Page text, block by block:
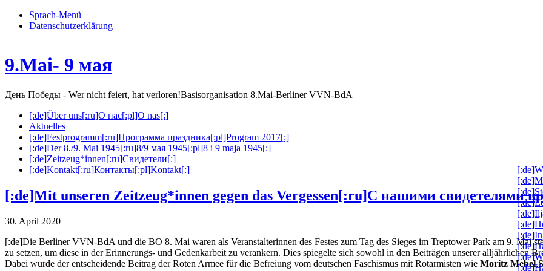
Sprach-Menü
Datenschutzerklärung
9.Mai- 9 мая
День Победы - Wer nicht feiert, hat verloren!Basisorganisation 8.Mai-Berliner VVN-BdA
[:de]Über uns[:ru]О нас[:pl]O nas[:]
Aktuelles
[:de]Festprogramm[:ru]Программа праздника[:pl]Program 2017[:]
[:de]Der 8./9. Mai 1945[:ru]8/9 мая 1945[:pl]8 i 9 maja 1945[:]
[:de]Zeitzeug*innen[:ru]Свидетели[:]
[:de]Kontakt[:ru]Контакты[:pl]Kontakt[:]
[:de]Mit unseren Zeitzeug*innen gegen das Vergessen[:ru]C нашими свидетелями
30. April 2020
[:de]Die Berliner VVN-BdA und die BO 8. Mai waren als Veranstalterinnen des Festes zum Tag des Sieges im Treptower Park am 9. Mai
zu setzen, um diese in der Erinnerungs- und Gedenkarbeit zu verankern. Dies spiegelte sich sowohl in den Beiträgen unserer alljährlichen
Dabei wurde der entscheidende Beitrag der Roten Armee für die Befreiung vom deutschen Faschismus mit Rotarmisten wie Moritz Mebel,